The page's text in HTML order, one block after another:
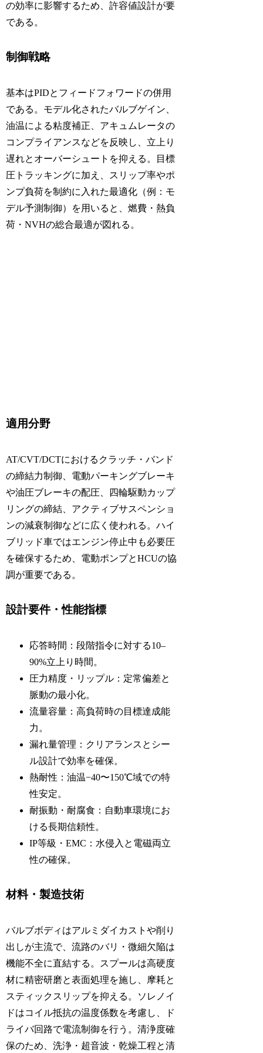
の効率に影響するため、許容値設計が要
である。
制御戦略
基本はPIDとフィードフォワードの併用
である。モデル化されたバルブゲイン、
油温による粘度補正、アキュムレータの
コンプライアンスなどを反映し、立上り
遅れとオーバーシュートを抑える。目標
圧トラッキングに加え、スリップ率やポ
ンプ負荷を制約に入れた最適化（例：モ
デル予測制御）を用いると、燃費・熱負
荷・NVHの総合最適が図れる。
適用分野
AT/CVT/DCTにおけるクラッチ・バンド
の締結力制御、電動パーキングブレーキ
や油圧ブレーキの配圧、四輪駆動カップ
リングの締結、アクティブサスペンショ
ンの減衰制御などに広く使われる。ハイ
ブリッド車ではエンジン停止中も必要圧
を確保するため、電動ポンプとHCUの協
調が重要である。
設計要件・性能指標
応答時間：段階指令に対する10–
90%立上り時間。
圧力精度・リップル：定常偏差と
脈動の最小化。
流量容量：高負荷時の目標達成能
力。
漏れ量管理：クリアランスとシー
ル設計で効率を確保。
熱耐性：油温−40〜150℃域での特
性安定。
耐振動・耐腐食：自動車環境にお
ける長期信頼性。
IP等級・EMC：水侵入と電磁両立
性の確保。
材料・製造技術
バルブボディはアルミダイカストや削り
出しが主流で、流路のバリ・微細欠陥は
機能不全に直結する。スプールは高硬度
材に精密研磨と表面処理を施し、摩耗と
スティックスリップを抑える。ソレノイ
ドはコイル抵抗の温度係数を考慮し、ド
ライバ回路で電流制御を行う。清浄度確
保のため、洗浄・超音波・乾燥工程と清